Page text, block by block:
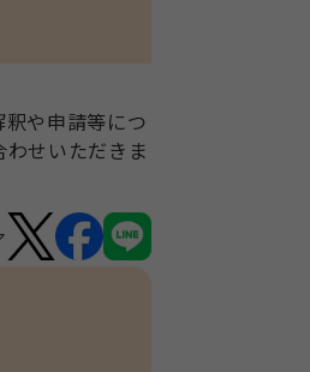
や申請等につ
せいただきま